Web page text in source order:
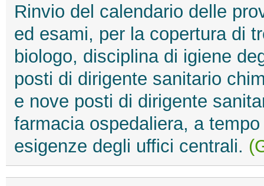
Rinvio del calendario delle
ed esami, per la copertura di
biologo, disciplina di igiene
posti di dirigente sanitario
e nove posti di dirigente
farmacia ospedaliera, a
esigenze degli uffici centrali.